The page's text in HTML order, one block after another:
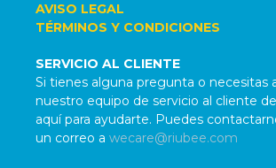
SERVICIO AL CLIENTE
Si tienes alguna pregunta o necesitas
nuestro equipo de servicio al cliente
aquí para ayudarte. Puedes
un correo a wecare@riubee.com
AVISO LEGAL
TÉRMINOS Y CONDICIONES